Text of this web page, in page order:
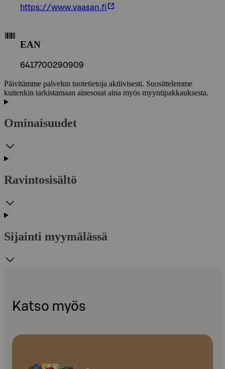
https://www.vaasan.fi
EAN
6417700290909
Päivitämme palvelun tuotetietoja aktiivisesti. Suosittelemme
kuitenkin tarkistamaan ainesosat aina myös myyntipakkauksesta.
Ominaisuudet
Ravintosisältö
Sijainti myymälässä
Katso myös